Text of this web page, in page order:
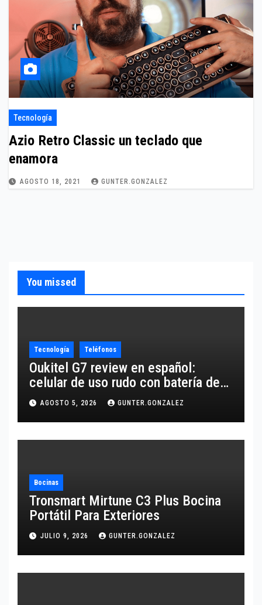
Tecnología
Azio Retro Classic un teclado que
enamora
AGOSTO 18, 2021 GUNTER.GONZALEZ
You missed
Tecnología Teléfonos
Oukitel G7 review en español:
celular de uso rudo con batería de
10,600 mAh
AGOSTO 5, 2026 GUNTER.GONZALEZ
Bocinas
Tronsmart Mirtune C3 Plus Bocina
Portátil Para Exteriores
JULIO 9, 2026 GUNTER.GONZALEZ